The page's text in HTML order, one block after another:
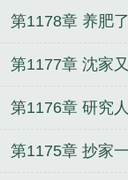
不代表影书赞
朱赐死读者的观
《大明：最强
求老朱赐死 陈
朱赐死txt 大明
局求老朱赐死无
太孙朱安
开局
求老朱赐死 开
第1178章 养肥
第1177章 沈家
第1176章 研究
第1175章 抄家